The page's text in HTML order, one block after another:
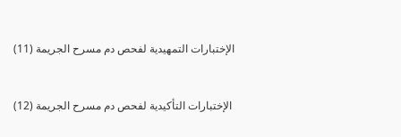
(11) الإختبارات التمهيدية لفحص دم مسرح الجريمة
(12) الإختبارات التأكيدية لفحص دم مسرح الجريمة